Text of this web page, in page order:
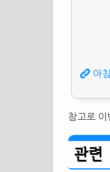
아
참고로 이
관련